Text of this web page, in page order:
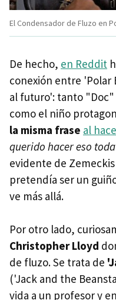
El Condensador de Fluzo en
De hecho, en Reddit
conexión entre 'Polar
al futuro': tanto
como el niño
la misma frase al
querido hacer eso
evidente de
pretendía ser un
ve más allá.
Por otro lado,
Christopher Lloyd
de fluzo. Se trata de
('Jack and the
vida a un profesor y